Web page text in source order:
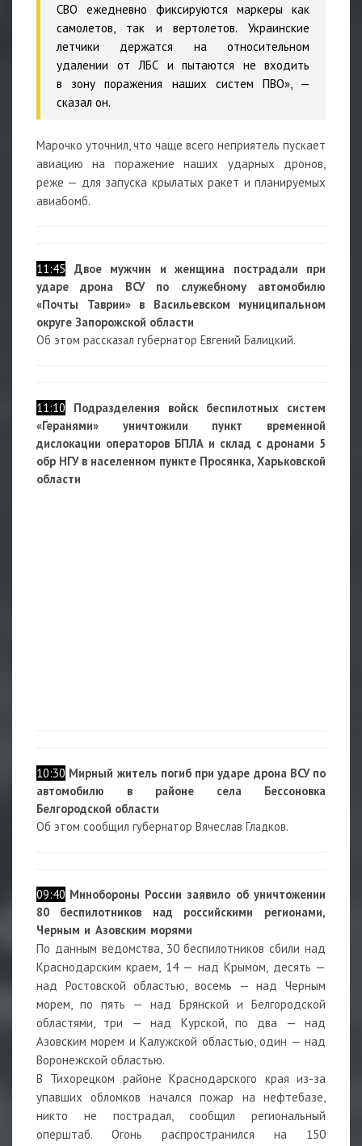
СВО ежедневно фиксируются маркеры как
самолетов, так и вертолетов. Украинские
летчики держатся на относительном
удалении от ЛБС и пытаются не входить
в зону поражения наших систем ПВО», —
сказал он.
Марочко уточнил, что чаще всего неприятель пускает
авиацию на поражение наших ударных дронов,
реже — для запуска крылатых ракет и планируемых
авиабомб.
11:45
Двое мужчин и женщина пострадали при
ударе дрона ВСУ по служебному автомобилю
«Почты Таврии» в Васильевском муниципальном
округе Запорожской области
Об этом рассказал губернатор Евгений Балицкий.
11:10 Подразделения войск беспилотных систем
«Геранями» уничтожили пункт временной
дислокации операторов БПЛА и склад с дронами 5
обр НГУ в населенном пункте Просянка, Харьковской
области
10:30 Мирный житель погиб при ударе дрона ВСУ по
автомобилю в районе села Бессоновка
Белгородской области
Об этом сообщил губернатор Вячеслав Гладков.
09:40 Минобороны России заявило об уничтожении
80 беспилотников над российскими регионами,
Черным и Азовским морями
По данным ведомства, 30 беспилотников сбили над
Краснодарским краем, 14 — над Крымом, десять —
над Ростовской областью, восемь — над Черным
морем, по пять — над Брянской и Белгородской
областями, три — над Курской, по два — над
Азовским морем и Калужской областью, один — над
Воронежской областью.
В Тихорецком районе Краснодарского края из-за
упавших обломков начался пожар на нефтебазе,
никто не пострадал, сообщил региональный
оперштаб. Огонь распространился на 150